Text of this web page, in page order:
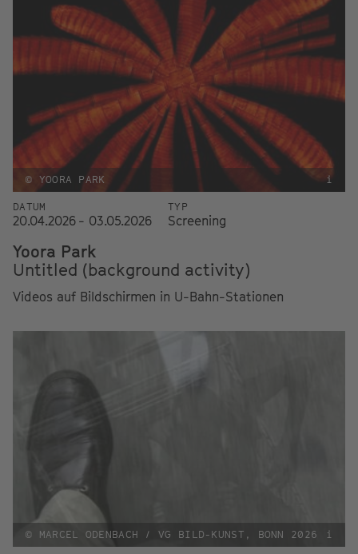
© YOORA PARK i
DATUM
20.04.2026 - 03.05.2026
TYP
Screening
Yoora Park
Untitled (background activity)
Videos auf Bildschirmen in U-Bahn-Stationen
© MARCEL ODENBACH / VG BILD-KUNST, BONN 2026 i